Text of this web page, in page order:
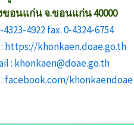
ขอนแก่น จ.ขอนแก่น 40000
4323-4922 fax. 0-4324-6754
https://khonkaen.doae.go.th
: khonkaen@doae.go.th
facebook.com/khonkaendoae